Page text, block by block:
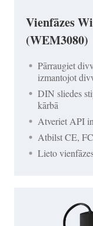
Vienfāzes
(WEM3080)
Pārraugiet
izmantojot
DIN sliedes
kārbā
Atveriet API
Atbilst CE,
Lieto